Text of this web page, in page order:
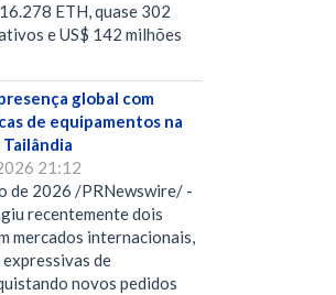
ETH, quase 302
e US$ 142 milhões
global com
de equipamentos na
Tailândia
21:12
de 2026 /PRNewswire/ -
recentemente dois
mercados internacionais,
de
novos pedidos